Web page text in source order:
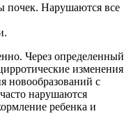
почек. Нарушаются все
Через определенный
изменения
новообразований с
нарушаются
ребенка и